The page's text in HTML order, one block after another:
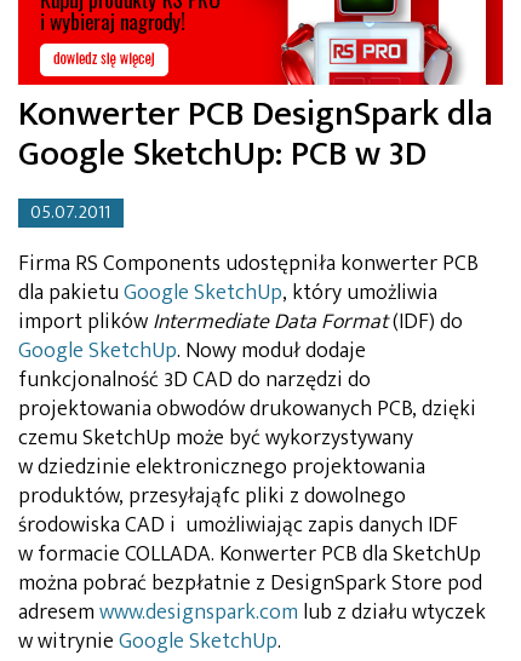
Konwerter PCB DesignSpark dla
Google SketchUp: PCB w 3D
05.07.2011
Firma RS Components udostępniła konwerter PCB
dla pakietuGoogle SketchUp, który umożliwia
import plikówIntermediate Data Format(IDF) do
Google SketchUp. Nowy moduł dodaje
funkcjonalność 3D CAD do narzędzi do
projektowania obwodów drukowanych PCB, dzięki
czemu SketchUp może być wykorzystywany
w dziedzinie elektronicznego projektowania
produktów, przesyłająfc pliki z dowolnego
środowiska CAD i umożliwiając zapis danych IDF
w formacie COLLADA. Konwerter PCB dla SketchUp
można pobrać bezpłatnie z DesignSpark Store pod
adresemwww.designspark.com lub z działu wtyczek
w witrynieGoogle SketchUp.